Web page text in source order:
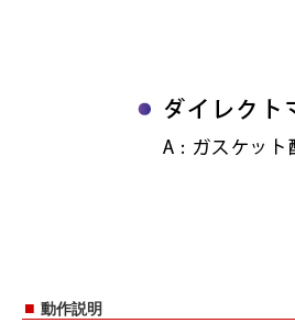
■ 動作説明